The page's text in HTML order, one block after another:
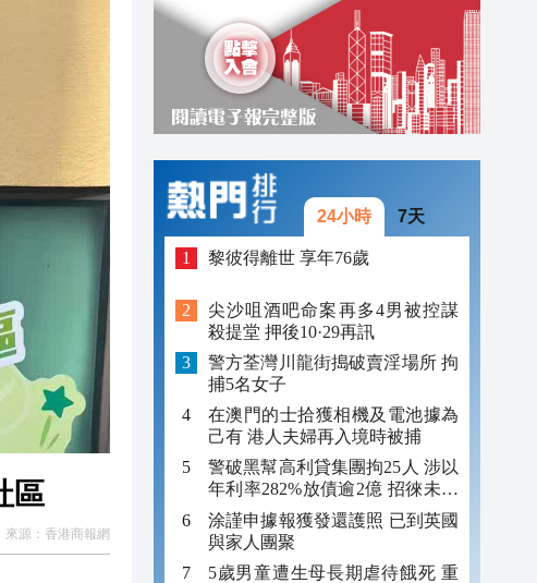
區
來源： 香港商報網
24小時 7天
黎彼得離世 享年76歲
尖沙咀酒吧命案再多4男被控謀
殺提堂 押後10·29再訊
警方荃灣川龍街搗破賣淫場所 拘
捕5名女子
在澳門的士拾獲相機及電池據為
己有 港人夫婦再入境時被捕
警破黑幫高利貸集團拘25人 涉以
年利率282%放債逾2億 招徠未成
年追數
涂謹申據報獲發還護照 已到英國
與家人團聚
5歲男童遭生母長期虐待餓死 重